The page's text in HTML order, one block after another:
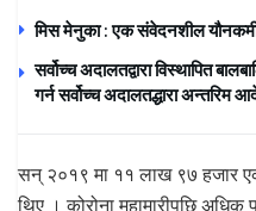
मिस मेनुका : एक संवेदनशील
सर्वोच्च अदालतद्वारा विस्थापित
गर्न सर्वोच्च अदालतद्धारा अन्तरिम
सन् २०१९ मा ११ लाख ९७ हजार
थिए । कोरोना महामारीपछि